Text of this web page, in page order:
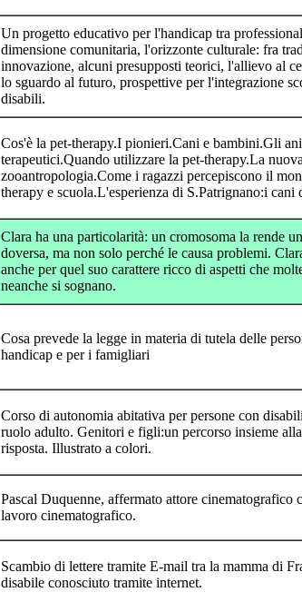
Un progetto educativo per l'handicap tra
dimensione comunitaria, l'orizzonte culturale: fra
innovazione, alcuni presupposti teorici, l'allievo al
lo sguardo al futuro, prospettive per l'integrazione
disabili.
Cos'è la pet-therapy.I pionieri.Cani e bambini.Gli
terapeutici.Quando utilizzare la pet-therapy.La nuova
zooantropologia.Come i ragazzi percepiscono il
therapy e scuola.L'esperienza di S.Patrignano:i cani
Clara ha una particolarità: un cromosoma la rende
doversa, ma non solo perché le causa problemi.
anche per quel suo carattere ricco di aspetti che
neanche si sognano.
Cosa prevede la legge in materia di tutela delle
handicap e per i famigliari
Corso di autonomia abitativa per persone con
ruolo adulto. Genitori e figli:un percorso insieme
risposta. Illustrato a colori.
Pascal Duquenne, affermato attore cinematografico
lavoro cinematografico.
Scambio di lettere tramite E-mail tra la mamma di
disabile conosciuto tramite internet.